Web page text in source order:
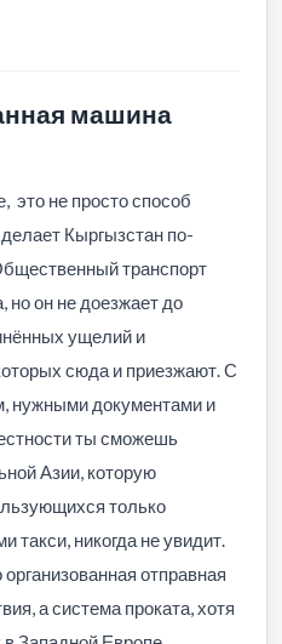
машина
не просто способ
Кыргызстан по-
транспорт
но он не доезжает до
ущелий и
сюда и приезжают. С
нужными документами и
ты сможешь
Азии, которую
только
никогда не увидит.
отправная
а система проката, хотя